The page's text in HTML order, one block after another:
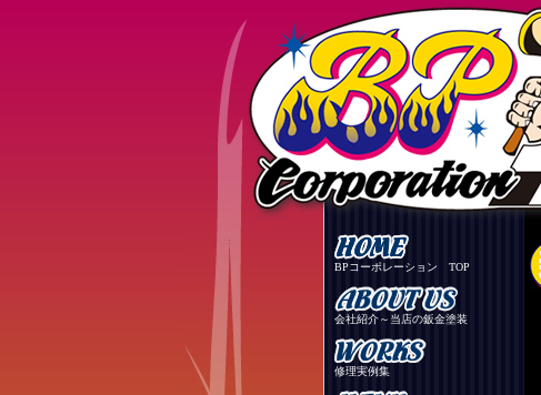
BPコーポレーション TOP
会社紹介～当店の鈑金塗装
修理実例集